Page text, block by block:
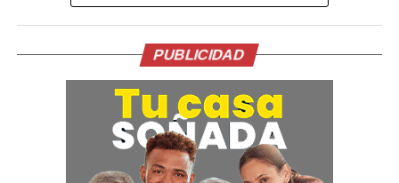
Me gusta esto:
PUBLICIDAD